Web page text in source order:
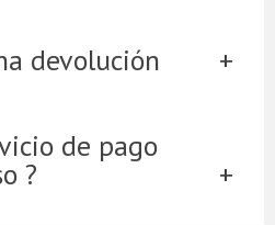
devolución
de pago
?